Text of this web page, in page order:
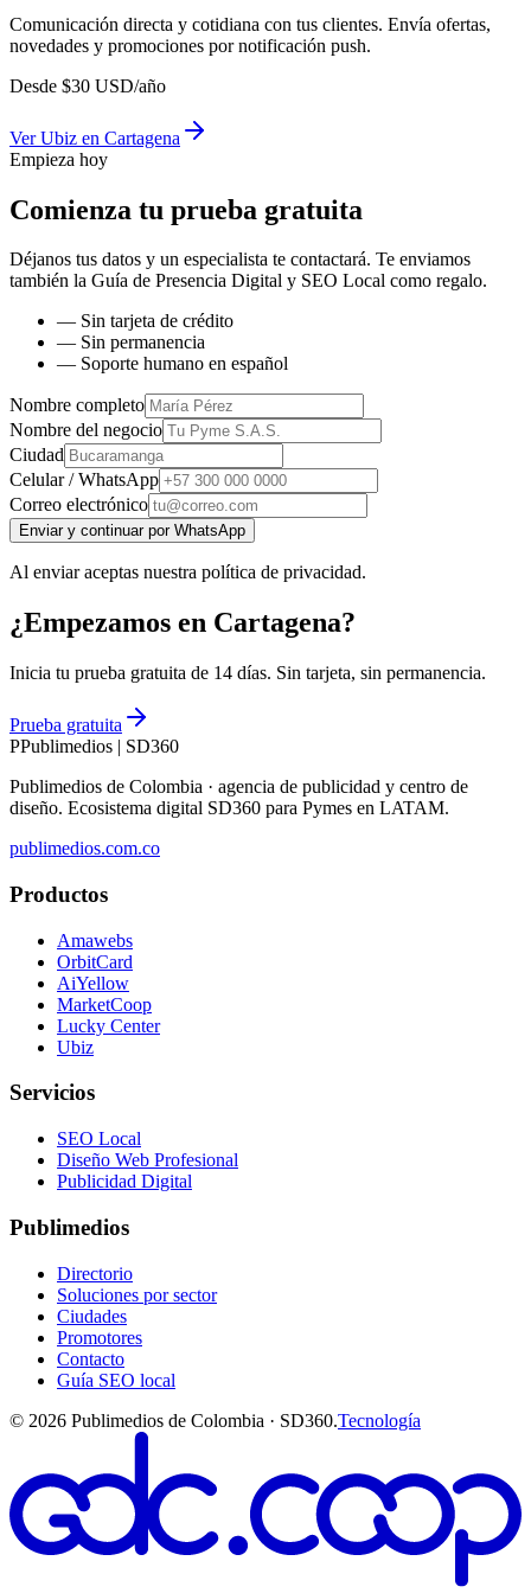
Comunicación directa y cotidiana con tus clientes. Envía ofertas,
novedades y promociones por notificación push.
Desde $30 USD/año
VerUbiz en Cartagena
Empieza hoy
Comienza tu prueba gratuita
Déjanos tus datos y un especialista te contactará. Te enviamos
también la Guía de Presencia Digital y SEO Local como regalo.
— Sin tarjeta de crédito
— Sin permanencia
— Soporte humano en español
Nombre completo
Nombre del negocio
Ciudad
Celular / WhatsApp
Correo electrónico
Enviar y continuar por WhatsApp
Al enviar aceptas nuestra política de privacidad.
¿Empezamos en Cartagena?
Inicia tu prueba gratuita de 14 días. Sin tarjeta, sin permanencia.
Prueba gratuita
PPublimedios | SD360
Publimedios de Colombia · agencia de publicidad y centro de
diseño. Ecosistema digital SD360 para Pymes en LATAM.
publimedios.com.co
Productos
Amawebs
OrbitCard
AiYellow
MarketCoop
Lucky Center
Ubiz
Servicios
SEO Local
Diseño Web Profesional
Publicidad Digital
Publimedios
Directorio
Soluciones por sector
Ciudades
Promotores
Contacto
Guía SEO local
© 2026 Publimedios de Colombia · SD360.Tecnología